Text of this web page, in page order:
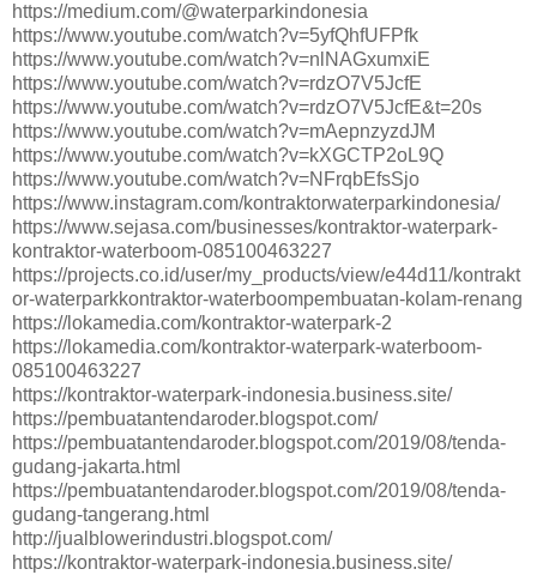
https://medium.com/@waterparkindonesia
https://www.youtube.com/watch?v=5yfQhfUFPfk
https://www.youtube.com/watch?v=nlNAGxumxiE
https://www.youtube.com/watch?v=rdzO7V5JcfE
https://www.youtube.com/watch?v=rdzO7V5JcfE&t=20s
https://www.youtube.com/watch?v=mAepnzyzdJM
https://www.youtube.com/watch?v=kXGCTP2oL9Q
https://www.youtube.com/watch?v=NFrqbEfsSjo
https://www.instagram.com/kontraktorwaterparkindonesia/
https://www.sejasa.com/businesses/kontraktor-waterpark-
kontraktor-waterboom-085100463227
https://projects.co.id/user/my_products/view/e44d11/kontrakt
or-waterparkkontraktor-waterboompembuatan-kolam-renang
https://lokamedia.com/kontraktor-waterpark-2
https://lokamedia.com/kontraktor-waterpark-waterboom-
085100463227
https://kontraktor-waterpark-indonesia.business.site/
https://pembuatantendaroder.blogspot.com/
https://pembuatantendaroder.blogspot.com/2019/08/tenda-
gudang-jakarta.html
https://pembuatantendaroder.blogspot.com/2019/08/tenda-
gudang-tangerang.html
http://jualblowerindustri.blogspot.com/
https://kontraktor-waterpark-indonesia.business.site/